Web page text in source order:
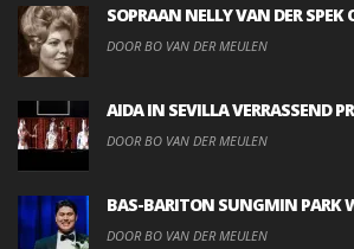
SOPRAAN NELLY VAN DER SPEK
DOOR BO VAN DER MEULEN
AIDA IN SEVILLA VERRASSEND
DOOR BO VAN DER MEULEN
BAS-BARITON SUNGMIN PARK
DOOR BO VAN DER MEULEN